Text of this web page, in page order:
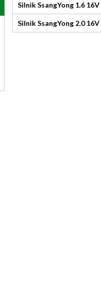
Silnik SsangYong 1.6
Silnik SsangYong 2.0